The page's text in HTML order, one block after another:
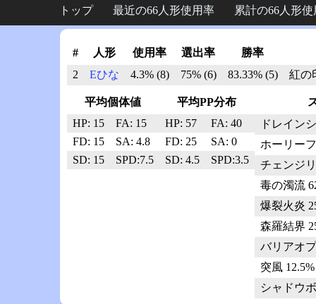
トップ 最近の66人形使用率 累計の66人形
# 人形 使用率 選出率
勝率
2
Eひな 4.3% (8) 75% (6) 83.33% (5) 紅の
平均個体値
平均PP分布
HP: 15
FA: 15 HP: 57
FA: 40
FD: 15
SA: 4.8 FD: 25
SA: 0
SD: 15
SPD:7.5 SD: 4.5 SPD:3.5
ドレイン
ホーリー
チェンジ
毒の濁流
爆裂火炎
森羅結界
バリアオ
突風
シャドウ